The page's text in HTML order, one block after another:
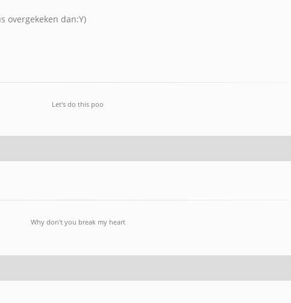
overgekeken dan:Y)
Let's do this poo
Why don't you break my heart